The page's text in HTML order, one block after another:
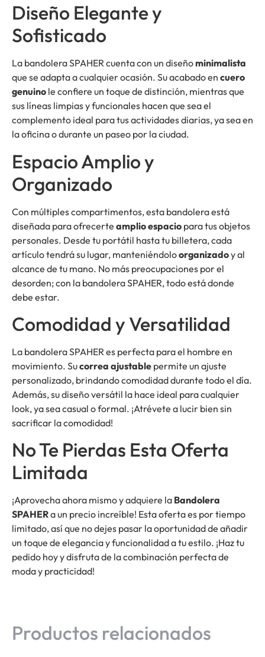
Diseño Elegante y
Sofisticado
La bandolera SPAHER cuenta con un diseñominimalista
que se adapta a cualquier ocasión. Su acabado en cuero
genuino le confiere un toque de distinción, mientras que
sus líneas limpias y funcionales hacen que sea el
complemento ideal para tus actividades diarias, ya sea en
la oficina o durante un paseo por la ciudad.
Espacio Amplio y
Organizado
Con múltiples compartimentos, esta bandolera está
diseñada para ofrecerte amplio espacio para tus objetos
personales. Desde tu portátil hasta tu billetera, cada
artículo tendrá su lugar, manteniéndoloorganizadoy al
alcance de tu mano. No más preocupaciones por el
desorden; con la bandolera SPAHER, todo está donde
debe estar.
Comodidad y Versatilidad
La bandolera SPAHER es perfecta para el hombre en
movimiento. Sucorrea ajustable permite un ajuste
personalizado, brindando comodidad durante todo el día.
Además, su diseño versátil la hace ideal para cualquier
look, ya sea casual o formal. ¡Atrévete a lucir bien sin
sacrificar la comodidad!
No Te Pierdas Esta Oferta
Limitada
¡Aprovecha ahora mismo y adquiere la Bandolera
SPAHERa un precio increíble! Esta oferta es por tiempo
limitado, así que no dejes pasar la oportunidad de añadir
un toque de elegancia y funcionalidad a tu estilo. ¡Haz tu
pedido hoy y disfruta de la combinación perfecta de
moda y practicidad!
Productos relacionados